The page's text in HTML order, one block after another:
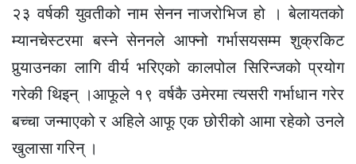
२३ वर्षकी युवतीको नाम सेनन नाजरोभिज हो । बेलायतको
म्यानचेस्टरमा बस्ने सेननले आफ्नो गर्भासयसम्म शुक्रकिट
पुर्‍याउनका लागि वीर्य भरिएको कालपोल सिरिन्जको प्रयोग
गरेकी थिइन् ।आफूले १९ वर्षकै उमेरमा त्यसरी गर्भाधान गरेर
बच्चा जन्माएको र अहिले आफू एक छोरीको आमा रहेको उनले
खुलासा गरिन् ।